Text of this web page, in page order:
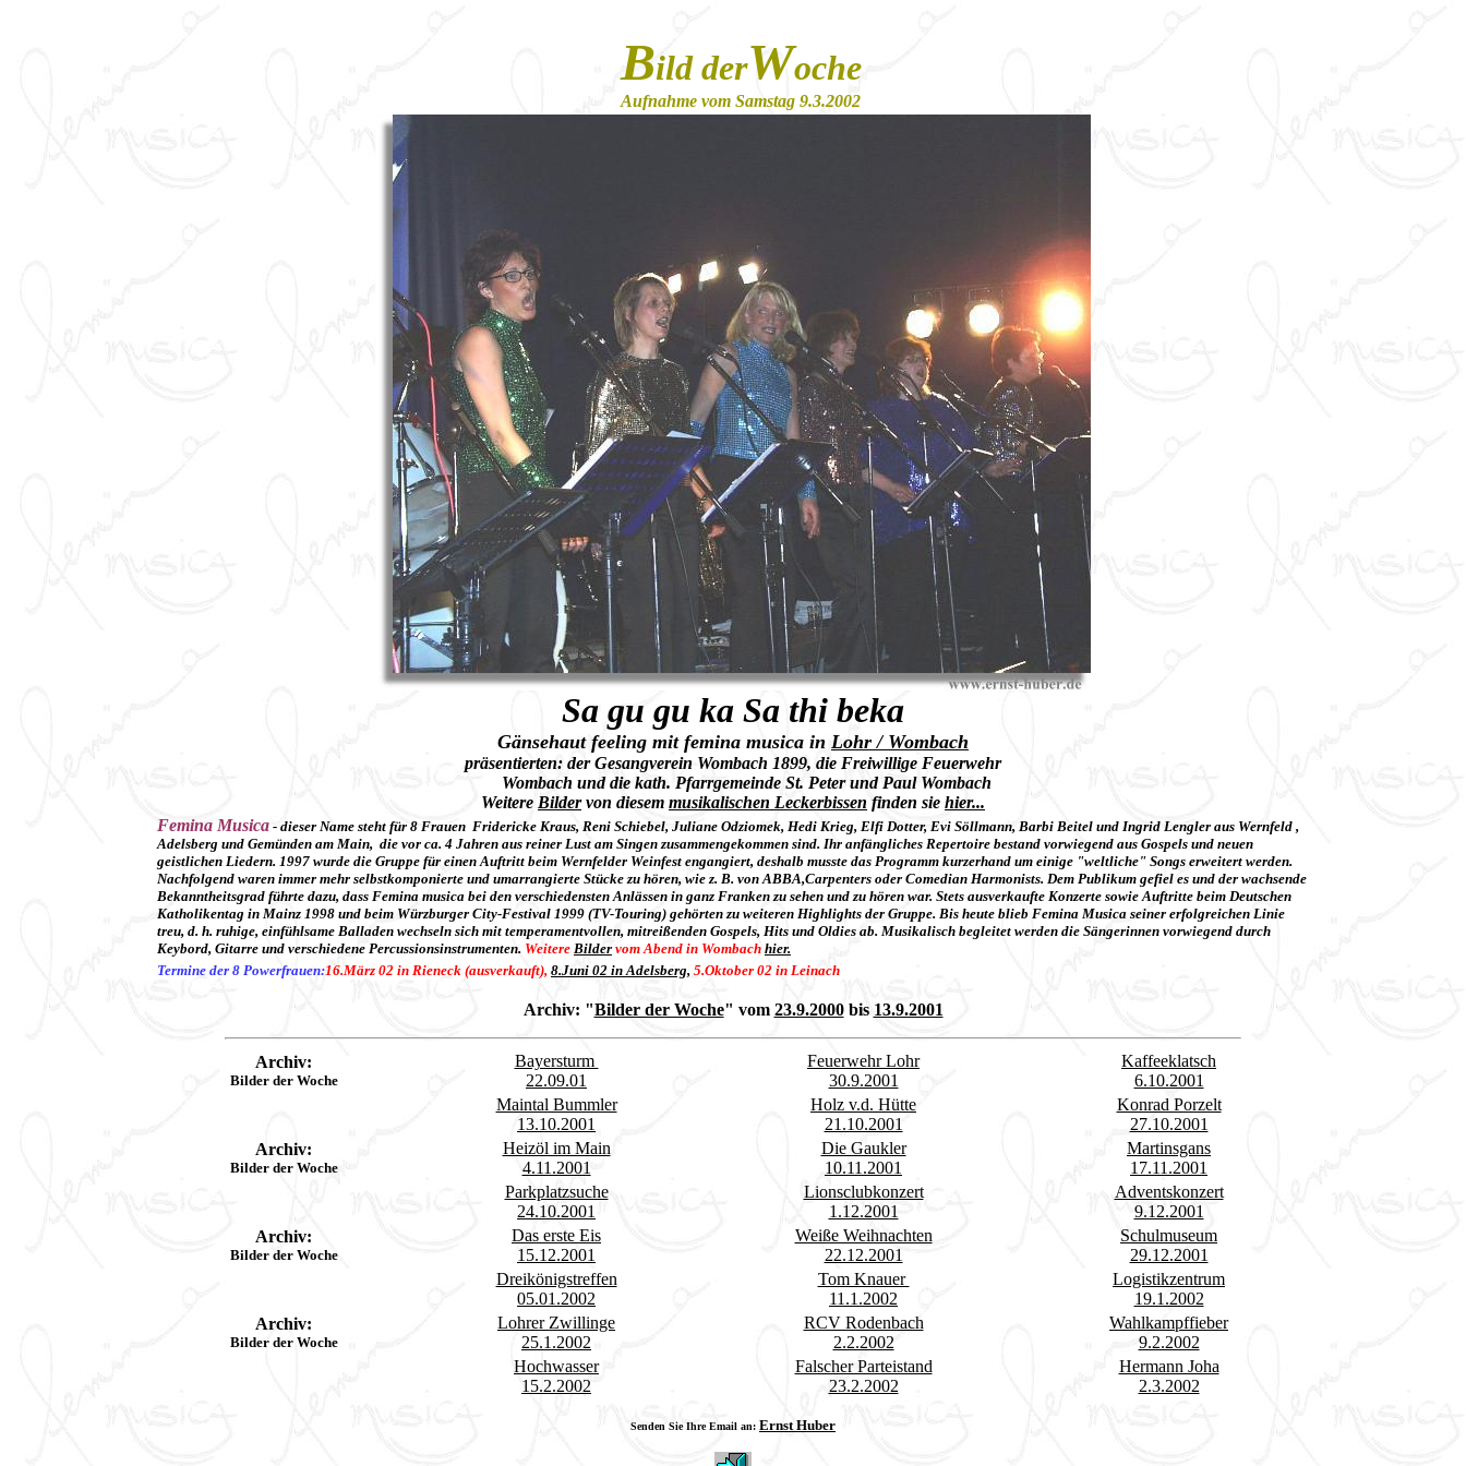
Bild derWoche
Aufnahme vom Samstag 9.3.2002
Sa gu gu ka Sa thi beka
Gänsehaut feeling mit femina musica in Lohr / Wombach
präsentierten: der Gesangverein Wombach 1899, die Freiwillige Feuerwehr
Wombach und die kath. Pfarrgemeinde St. Peter und Paul Wombach
Weitere Bildervon diesem musikalischen Leckerbissen finden sie hier...
Femina Musica - dieser Name steht für 8 Frauen Fridericke Kraus, Reni Schiebel, Juliane Odziomek, Hedi Krieg, Elfi Dotter, Evi Söllmann, Barbi Beitel und Ingrid Lengler aus Wernfeld ,
Adelsberg und Gemünden am Main, die vor ca. 4 Jahren aus reiner Lust am Singen zusammengekommen sind. Ihr anfängliches Repertoire bestand vorwiegend aus Gospels und neuen
geistlichen Liedern. 1997 wurde die Gruppe für einen Auftritt beim Wernfelder Weinfest engangiert, deshalb musste das Programm kurzerhand um einige "weltliche" Songs erweitert werden.
Nachfolgend waren immer mehr selbstkomponierte und umarrangierte Stücke zu hören, wie z. B. von ABBA,Carpenters oder Comedian Harmonists. Dem Publikum gefiel es und der wachsende
Bekanntheitsgrad führte dazu, dass Femina musica bei den verschiedensten Anlässen in ganz Franken zu sehen und zu hören war. Stets ausverkaufte Konzerte sowie Auftritte beim Deutschen
Katholikentag in Mainz 1998 und beim Würzburger City-Festival 1999 (TV-Touring) gehörten zu weiteren Highlights der Gruppe. Bis heute blieb Femina Musica seiner erfolgreichen Linie
treu, d. h. ruhige, einfühlsame Balladen wechseln sich mit temperamentvollen, mitreißenden Gospels, Hits und Oldies ab. Musikalisch begleitet werden die Sängerinnen vorwiegend durch
Keybord, Gitarre und verschiedene Percussionsinstrumenten. Weitere Bilder vom Abend in Wombach hier.
Termine der 8 Powerfrauen:16.März 02 in Rieneck (ausverkauft), 8.Juni 02 in Adelsberg, 5.Oktober 02 in Leinach
Archiv: "Bilder der Woche" vom 23.9.2000bis 13.9.2001
Archiv:
Bilder der Woche
Bayersturm
22.09.01
Feuerwehr Lohr
30.9.2001
Kaffeeklatsch
6.10.2001
Maintal Bummler
13.10.2001
Holz v.d. Hütte
21.10.2001
Konrad Porzelt
27.10.2001
Archiv:
Bilder der Woche
Heizöl im Main
4.11.2001
Die Gaukler
10.11.2001
Martinsgans
17.11.2001
Parkplatzsuche
24.10.2001
Lionsclubkonzert
1.12.2001
Adventskonzert
9.12.2001
Archiv:
Bilder der Woche
Das erste Eis
15.12.2001
Weiße Weihnachten
22.12.2001
Schulmuseum
29.12.2001
Dreikönigstreffen
05.01.2002
Tom Knauer
11.1.2002
Logistikzentrum
19.1.2002
Archiv:
Bilder der Woche
Lohrer Zwillinge
25.1.2002
RCV Rodenbach
2.2.2002
Wahlkampffieber
9.2.2002
Hochwasser
15.2.2002
Falscher Parteistand
23.2.2002
Hermann Joha
2.3.2002
Senden Sie Ihre Email an: Ernst Huber